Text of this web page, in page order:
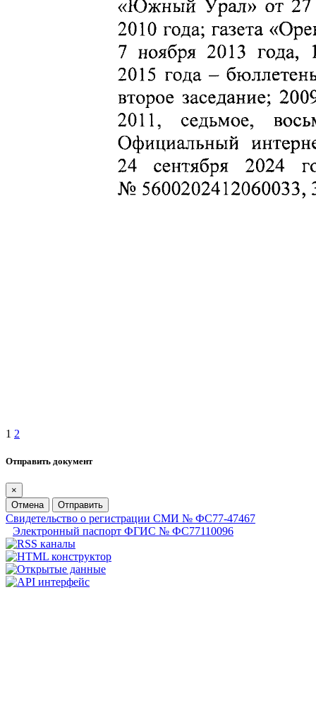
1 2
Отправить документ
×
Отмена
Отправить
Свидетельство о регистрации СМИ № ФС77-47467
Электронный паспорт ФГИС № ФС77110096